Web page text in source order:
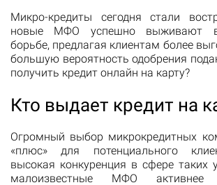
Микро-кредиты сегодня стали
новые МФО успешно выживают в
борьбе, предлагая клиентам более
большую вероятность одобрения
получить кредит онлайн на карту?
Кто выдает кредит на
Огромный выбор микрокредитных
«плюс» для потенциального
высокая конкуренция в сфере таких
малоизвестные МФО активнее